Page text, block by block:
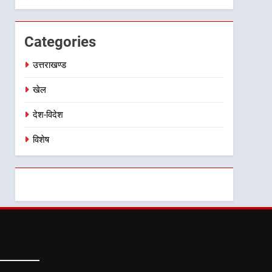
किया निरीक्षण; समयबद्ध एवं
गुणवत्तापूर्ण निर्माण सुनिश्चित करने
Categories
उत्तराखण्ड
खेल
देश-विदेश
विशेष